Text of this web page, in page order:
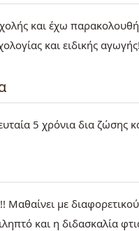
και έχω
και ειδικής
5 χρόνια δια ζώσης
Μαθαίνει με
και η διδασκαλία